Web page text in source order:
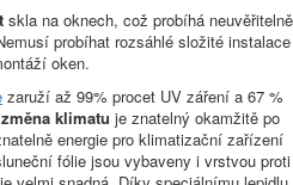
skla na oknech, což probíhá neuvěřitelně
probíhat rozsáhlé složité instalace
oken.
zaruží až 99% procet UV záření a 67 %
změna klimatu je znatelný okamžitě po
energie pro klimatizační zařízení
fólie jsou vybaveny i vrstvou proti